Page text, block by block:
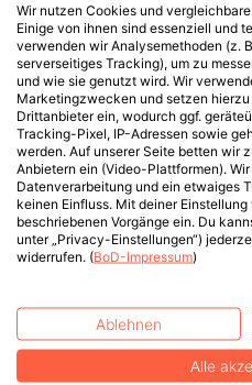
Wir nutzen Cookies und
Einige von ihnen sind essenziell und
verwenden wir Analysemethoden (z.
serverseitiges Tracking), um zu
und wie sie genutzt wird. Wir
Marketingzwecken und setzen
Drittanbieter ein, wodurch ggf.
Tracking-Pixel, IP-Adressen sowie
werden. Auf unserer Seite betten wir
Anbietern ein (Video-Plattformen).
Datenverarbeitung und ein etwaiges
keinen Einfluss. Mit deiner
beschriebenen Vorgänge ein. Du
unter „Privacy-Einstellungen“)
widerrufen. (BoD-Impressum)
Ablehnen
Alle